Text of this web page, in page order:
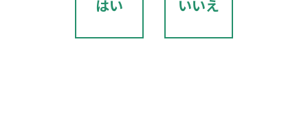
はい いいえ